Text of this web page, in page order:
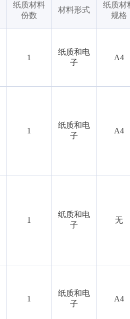
纸质材料
份数
材料形式
纸质材
规格
1
纸质和电
子
A4
1
纸质和电
子
A4
1
纸质和电
子
无
1
纸质和电
子
A4